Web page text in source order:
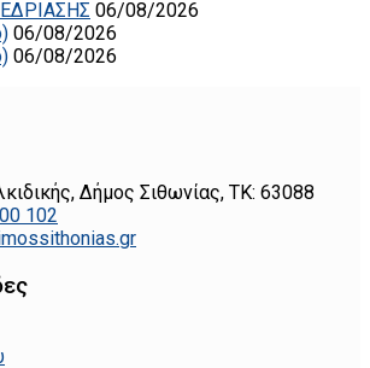
06/08/2026
06/08/2026
06/08/2026
Δήμος Σιθωνίας, ΤΚ: 63088
102